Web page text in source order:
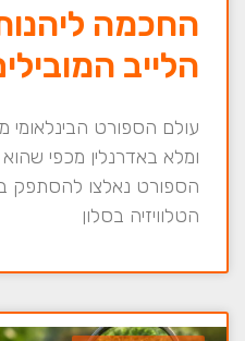
החכמה
הלייב
עולם הספורט הבינלאומי
ומלא באדרנלין מכפי
הספורט נאלצו להסתפק
הטלוויזיה בסלון